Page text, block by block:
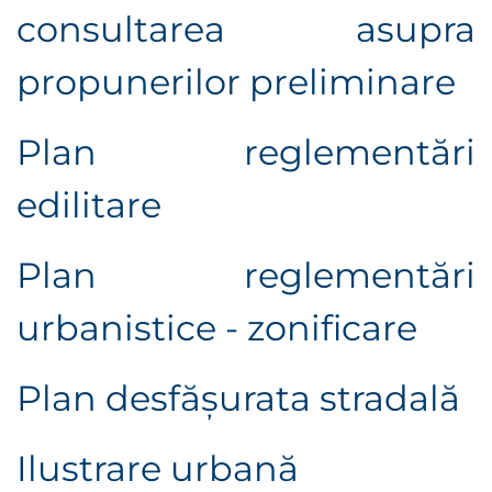
consultarea asupra
propunerilor preliminare
Plan reglementări
edilitare
Plan reglementări
urbanistice - zonificare
Plan desfășurata stradală
Ilustrare urbană